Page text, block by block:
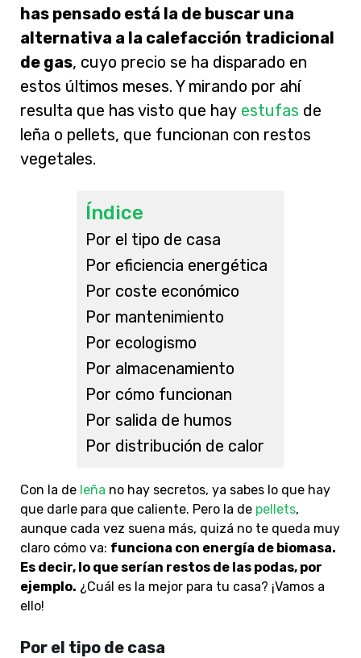
has pensado está la de buscar una
alternativa a la calefacción tradicional
de gas, cuyo precio se ha disparado en
estos últimos meses. Y mirando por ahí
resulta que has visto que hay estufas de
leña o pellets, que funcionan con restos
vegetales.
Índice
Por el tipo de casa
Por eficiencia energética
Por coste económico
Por mantenimiento
Por ecologismo
Por almacenamiento
Por cómo funcionan
Por salida de humos
Por distribución de calor
Con la de leña no hay secretos, ya sabes lo que hay
que darle para que caliente. Pero la de pellets,
aunque cada vez suena más, quizá no te queda muy
claro cómo va: funciona con energía de biomasa.
Es decir, lo que serían restos de las podas, por
ejemplo. ¿Cuál es la mejor para tu casa? ¡Vamos a
ello!
Por el tipo de casa